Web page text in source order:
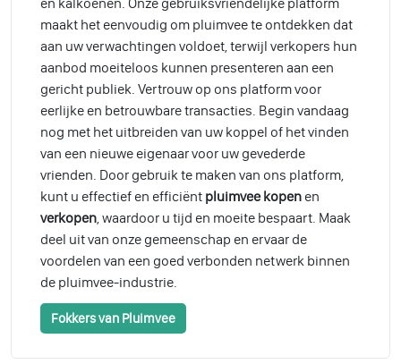
maakt het eenvoudig om pluimvee te ontdekken dat
aan uw verwachtingen voldoet, terwijl verkopers hun
aanbod moeiteloos kunnen presenteren aan een
gericht publiek. Vertrouw op ons platform voor
eerlijke en betrouwbare transacties. Begin vandaag
nog met het uitbreiden van uw koppel of het vinden
van een nieuwe eigenaar voor uw gevederde
vrienden. Door gebruik te maken van ons platform,
kunt u effectief en efficiënt pluimvee kopen en
verkopen, waardoor u tijd en moeite bespaart. Maak
deel uit van onze gemeenschap en ervaar de
voordelen van een goed verbonden netwerk binnen
de pluimvee-industrie.
Fokkers van Pluimvee